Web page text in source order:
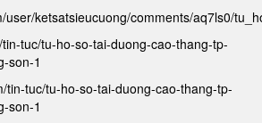
user/ketsatsieucuong/comments/aq7ls0/
tuc/tu-ho-so-tai-duong-cao-thang-tp-
son-1
tin-tuc/tu-ho-so-tai-duong-cao-thang-tp-
son-1